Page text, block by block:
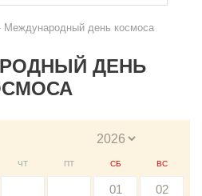
Международный день космоса
ДЕНЬ
ЧТ ПТ СБ ВС
01 02